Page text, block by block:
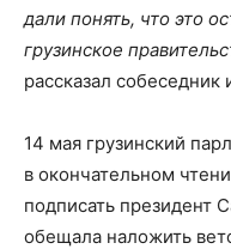
дали понять, что это
грузинское
рассказал собеседник
14 мая грузинский
в окончательном
подписать президент
обещала наложить